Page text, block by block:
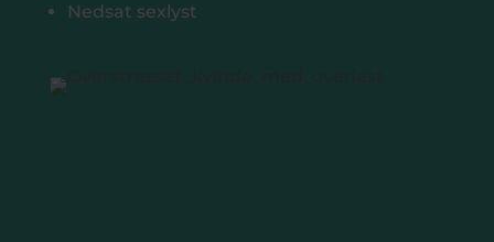
Nedsat sexlyst